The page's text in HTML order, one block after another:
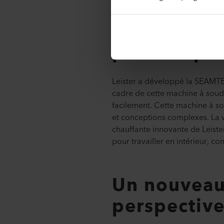
La
parfaite
Leister a développé la
cadre de cette machine à
facilement. Cette machine à
et conceptions complexes.
chauffante innovante de
pour travailler en intérieur,
Un